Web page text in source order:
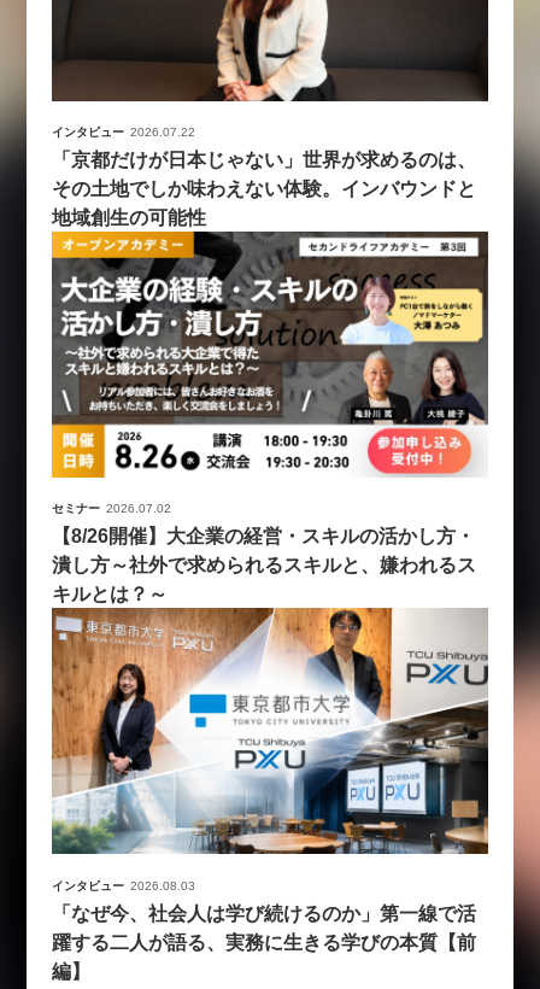
インタビュー 2026.07.22
「京都だけが日本じゃない」世界が求めるのは、
その土地でしか味わえない体験。インバウンドと
地域創生の可能性
セミナー 2026.07.02
【8/26開催】大企業の経営・スキルの活かし方・
潰し方～社外で求められるスキルと、嫌われるス
キルとは？～
インタビュー 2026.08.03
「なぜ今、社会人は学び続けるのか」第一線で活
躍する二人が語る、実務に生きる学びの本質【前
編】